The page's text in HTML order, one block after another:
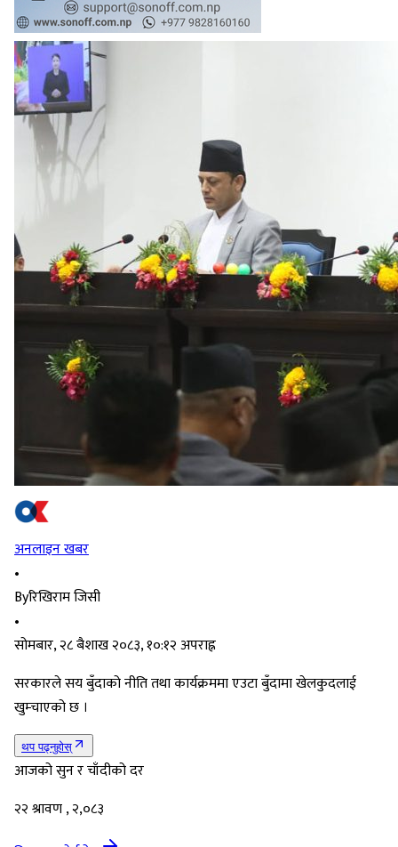
अनलाइन खबर
•
Byरिखिराम जिसी
•
सोमबार, २८ बैशाख २०८३, १०:१२ अपराह्न
सरकारले सय बुँदाको नीति तथा कार्यक्रममा एउटा बुँदामा खेलकुदलाई
खुम्चाएको छ ।
थप पढ्नुहोस्
आजको सुन र चाँदीको दर
२२ श्रावण , २,०८३